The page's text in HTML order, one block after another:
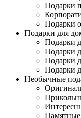
Подарки
Подарки
Подарки для
Подарки
Подарки
Подарки
Подарки
Необычные